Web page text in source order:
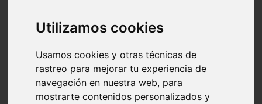
Utilizamos cookies
Usamos cookies y otras técnicas de
rastreo para mejorar tu experiencia de
navegación en nuestra web, para
mostrarte contenidos personalizados y
Málaga - nerja
Girona - blanes
Málaga - marbella
Asturias - gijón
Girona - figueres
Alicante - santa-pola